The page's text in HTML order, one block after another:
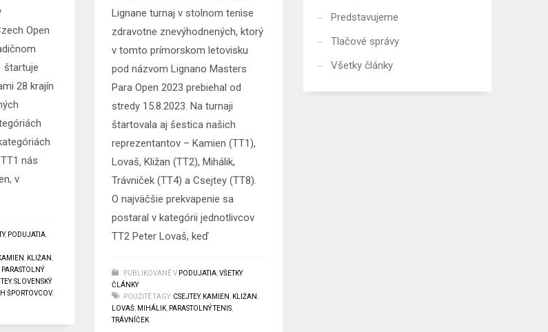
Open
štartuje
28 krajín
nás
v
, PODUJATIA,
, KLIŽAN ,
PARASTOLNÝ
,SLOVENSKÝ
ŠPORTOVCOV,
Lignane turnaj v stolnom tenise
zdravotne znevýhodnených, ktorý
v tomto prímorskom letovisku
pod názvom Lignano Masters
Para Open 2023 prebiehal od
stredy 15.8.2023. Na turnaji
štartovala aj šestica našich
reprezentantov – Kamien (TT1),
Lovaš, Kližan (TT2), Mihálik,
Trávniček (TT4) a Csejtey (TT8).
O najväčšie prekvapenie sa
postaral v kategórii jednotlivcov
TT2 Peter Lovaš, keď
PUBLIKOVANÉ V PODUJATIA,VŠETKY
ČLÁNKY
POUŽITÉ TAGY: CSEJTEY, KAMIEN , KLIŽAN ,
LOVAŠ, MIHÁLIK, PARASTOLNÝ TENIS,
TRÁVNÍČEK
Predstavujeme
Tlačové správy
Všetky články